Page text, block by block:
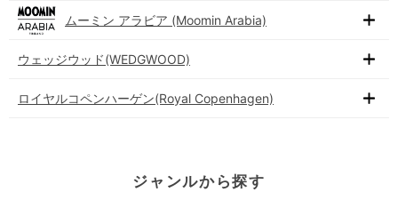
ムーミン アラビア (Moomin Arabia)
ウェッジウッド(WEDGWOOD)
ロイヤルコペンハーゲン(Royal Copenhagen)
ジャンルから探す